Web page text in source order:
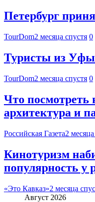
Петербург
TourDom2 месяца спустя 0
Туристы из Уфы
TourDom2 месяца спустя 0
Что посмотреть
архитектура и
Российская Газета2
Кинотуризм
популярность у
«Это Кавказ»2 месяца
Август 2026